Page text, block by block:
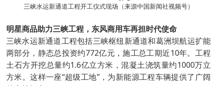
三峡水运新通道工程开工仪式现场（来源中国新闻社视频号）
明星商品助力三峡工程，东风商用车再担时代使命
三峡水运新通道工程包括三峡枢纽新通道和葛洲坝航运扩能
两部分，静态总投资约772亿元，施工总工期近10年。工程
土石方开挖总量约1.6亿立方米，混凝土浇筑量约1000万立
方米。这样一座“超级工地”，为新能源工程车辆提供了广阔